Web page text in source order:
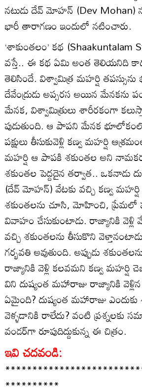
నటుడు దేవ్ మోహన్ (Dev Mohan)
భారీ తారాగణం ఇందులో నటించారు.
‘శాకుంతలం’ కథ
వస్తే.. ఈ కథ ఏమి అంత తెలియనిది
తెలిసిందే. విశ్వామిత్ర మహర్షి
దేవేంద్రుడు అప్సరస అయిన మేనకను
మేనక, విశ్వామిత్రులు శారీరకంగా
పుడుతుంది. ఆ పాపని మేనక
పక్షులు తీసుకువెళ్లి కణ్వ మహర్షి
మహర్షి ఆ పాపకి శకుంతల అని
శకుంతల పెద్దదైన తర్వాత.. ఒకనాడు
(దేవ్ మోహన్) వేటకు వచ్చి కణ్వ
శకుంతలను చూసి, మోహించి, ప్రేమలో
వివాహం చేసుకుంటాడు. రాజ్యానికి
వచ్చి శకుంతలను తీసుకొని
గర్భవతి అవుతుంది. అప్పుడు
రాజ్యానికి వెళ్లి కలవమని కణ్వ మహర్షి
విని దుష్యంత మహారాజు రాజ్యానికి వెళ్లిన
ఏమైంది? దుష్యంత మహారాజు ఎందుకు
వెళ్ళడానికి రాలేదు? వంటి ప్రశ్నలకు
వండర్‌గా రూపుదిద్దుకున్న ఈ చిత్రం.
ఇవి చదవండి:
**********